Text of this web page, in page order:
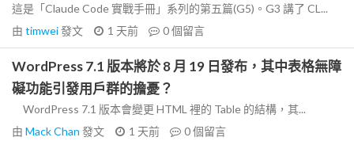
這是「Claude Code 實戰手冊」系列的第五篇(G5)。G3 講了 CL...
由 timwei發文 1 天前 0個留言
WordPress 7.1 版本將於 8 月 19 日發布，其中表格無障
礙功能引發用戶群的擔憂？
WordPress 7.1 版本會變更 HTML 裡的 Table 的結構，其...
由 Mack Chan 發文 1 天前 0個留言